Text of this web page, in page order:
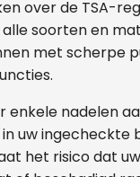
over de TSA-
soorten en
met scherpe
enkele nadelen
uw ingecheckte
het risico dat